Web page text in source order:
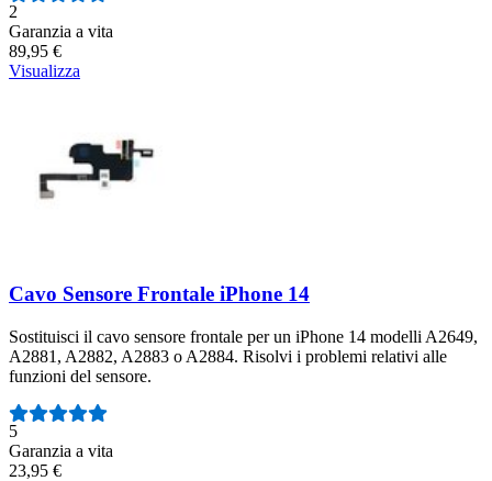
Numero di recensioni:
2
Garanzia a vita
89,95 €
Visualizza
Cavo Sensore Frontale iPhone 14
Sostituisci il cavo sensore frontale per un iPhone 14 modelli A2649,
A2881, A2882, A2883 o A2884. Risolvi i problemi relativi alle
funzioni del sensore.
Numero di recensioni:
5
Garanzia a vita
23,95 €